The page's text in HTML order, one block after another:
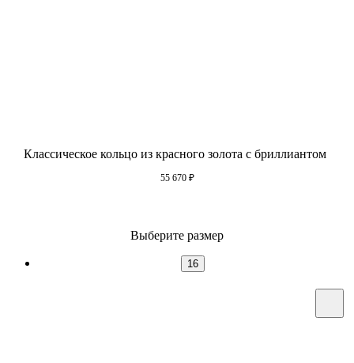
Классическое кольцо из красного золота с бриллиантом
55 670 ₽
Выберите размер
16